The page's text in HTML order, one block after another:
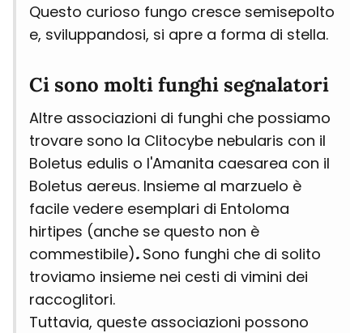
Questo curioso fungo cresce semisepolto
e, sviluppandosi, si apre a forma di stella.
Ci sono molti funghi segnalatori
Altre associazioni di funghi che possiamo
trovare sono la Clitocybe nebularis con il
Boletus edulis o l'Amanita caesarea con il
Boletus aereus. Insieme al marzuelo è
facile vedere esemplari di Entoloma
hirtipes (anche se questo non è
commestibile). Sono funghi che di solito
troviamo insieme nei cesti di vimini dei
raccoglitori.
Tuttavia, queste associazioni possono